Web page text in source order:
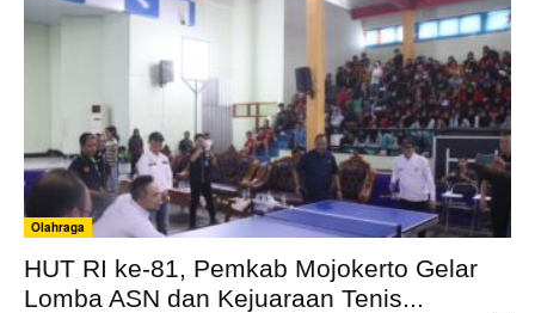
Olahraga
HUT RI ke-81, Pemkab Mojokerto Gelar
Lomba ASN dan Kejuaraan Tenis...